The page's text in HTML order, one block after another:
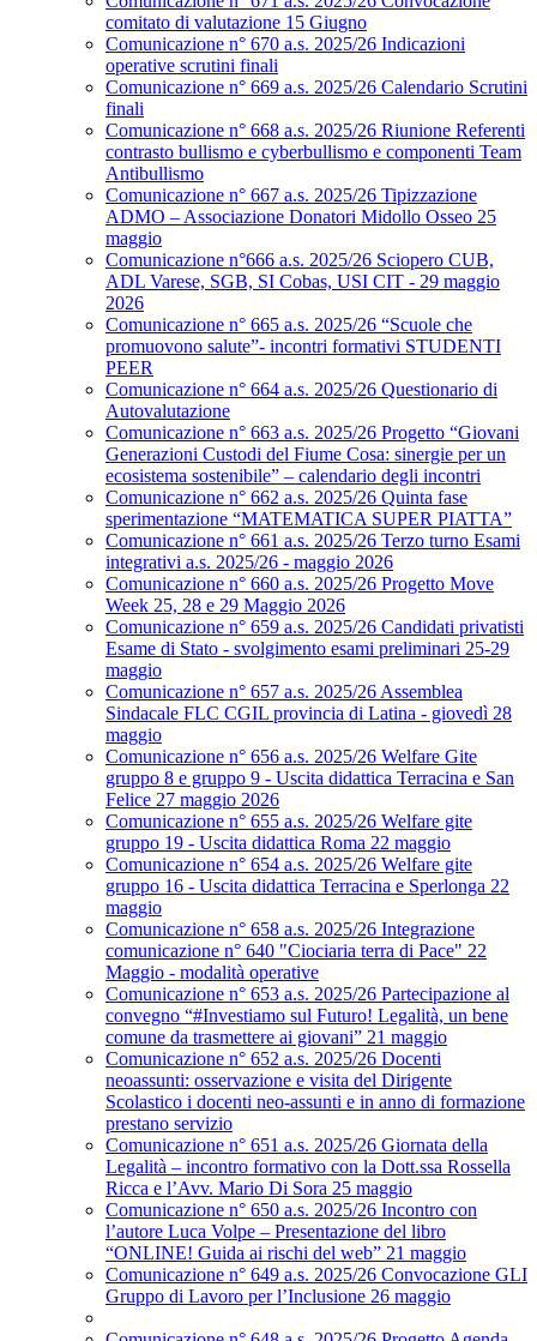
comitato di valutazione 15 Giugno
Comunicazione n° 670 a.s. 2025/26 Indicazioni
operative scrutini finali
Comunicazione n° 669 a.s. 2025/26 Calendario Scrutini
finali
Comunicazione n° 668 a.s. 2025/26 Riunione Referenti
contrasto bullismo e cyberbullismo e componenti Team
Antibullismo
Comunicazione n° 667 a.s. 2025/26 Tipizzazione
ADMO – Associazione Donatori Midollo Osseo 25
maggio
Comunicazione n°666 a.s. 2025/26 Sciopero CUB,
ADL Varese, SGB, SI Cobas, USI CIT - 29 maggio
2026
Comunicazione n° 665 a.s. 2025/26 “Scuole che
promuovono salute”- incontri formativi STUDENTI
PEER
Comunicazione n° 664 a.s. 2025/26 Questionario di
Autovalutazione
Comunicazione n° 663 a.s. 2025/26 Progetto “Giovani
Generazioni Custodi del Fiume Cosa: sinergie per un
ecosistema sostenibile” – calendario degli incontri
Comunicazione n° 662 a.s. 2025/26 Quinta fase
sperimentazione “MATEMATICA SUPER PIATTA”
Comunicazione n° 661 a.s. 2025/26 Terzo turno Esami
integrativi a.s. 2025/26 - maggio 2026
Comunicazione n° 660 a.s. 2025/26 Progetto Move
Week 25, 28 e 29 Maggio 2026
Comunicazione n° 659 a.s. 2025/26 Candidati privatisti
Esame di Stato - svolgimento esami preliminari 25-29
maggio
Comunicazione n° 657 a.s. 2025/26 Assemblea
Sindacale FLC CGIL provincia di Latina - giovedì 28
maggio
Comunicazione n° 656 a.s. 2025/26 Welfare Gite
gruppo 8 e gruppo 9 - Uscita didattica Terracina e San
Felice 27 maggio 2026
Comunicazione n° 655 a.s. 2025/26 Welfare gite
gruppo 19 - Uscita didattica Roma 22 maggio
Comunicazione n° 654 a.s. 2025/26 Welfare gite
gruppo 16 - Uscita didattica Terracina e Sperlonga 22
maggio
Comunicazione n° 658 a.s. 2025/26 Integrazione
comunicazione n° 640 "Ciociaria terra di Pace" 22
Maggio - modalità operative
Comunicazione n° 653 a.s. 2025/26 Partecipazione al
convegno “#Investiamo sul Futuro! Legalità, un bene
comune da trasmettere ai giovani” 21 maggio
Comunicazione n° 652 a.s. 2025/26 Docenti
neoassunti: osservazione e visita del Dirigente
Scolastico i docenti neo-assunti e in anno di formazione
prestano servizio
Comunicazione n° 651 a.s. 2025/26 Giornata della
Legalità – incontro formativo con la Dott.ssa Rossella
Ricca e l’Avv. Mario Di Sora 25 maggio
Comunicazione n° 650 a.s. 2025/26 Incontro con
l’autore Luca Volpe – Presentazione del libro
“ONLINE! Guida ai rischi del web” 21 maggio
Comunicazione n° 649 a.s. 2025/26 Convocazione GLI
Gruppo di Lavoro per l’Inclusione 26 maggio